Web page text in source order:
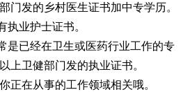
门发的乡村医生证书加中专学历。
执业护士证书。
是已经在卫生或医药行业工作的专
上卫健部门发的执业证书。
正在从事的工作领域相关哦。